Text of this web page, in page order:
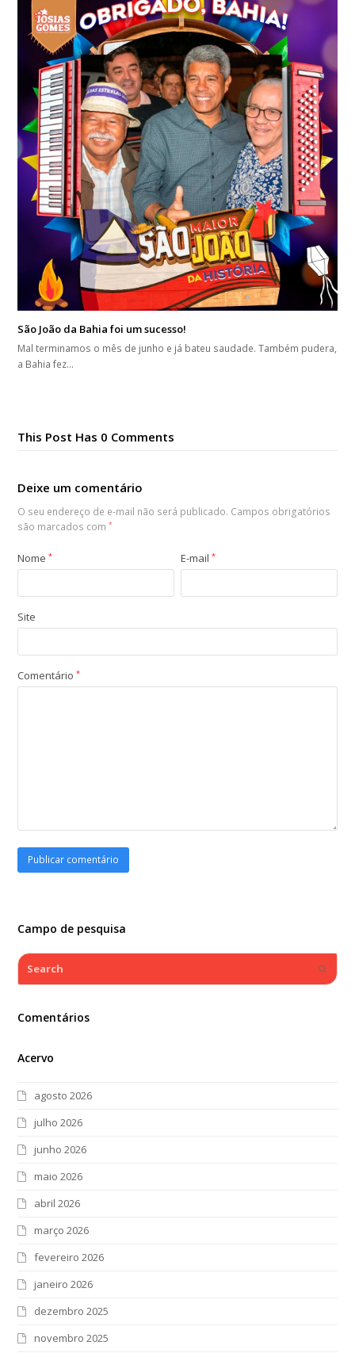
São João da Bahia foi um sucesso!
Mal terminamos o mês de junho e já bateu saudade. Também pudera,
a Bahia fez…
This Post Has 0 Comments
Deixe um comentário
O seu endereço de e-mail não será publicado. Campos obrigatórios
são marcados com*
Nome* E-mail*
Site
Comentário*
Campo de pesquisa
Search
Comentários
Acervo
agosto 2026
julho 2026
junho 2026
maio 2026
abril 2026
março 2026
fevereiro 2026
janeiro 2026
dezembro 2025
novembro 2025